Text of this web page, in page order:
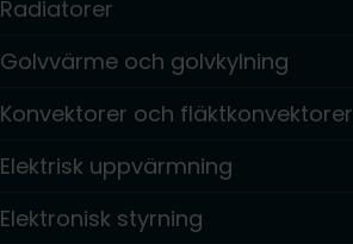
Radiatorer
Golvvärme och golvkylning
Konvektorer och fläktkonvektorer
Elektrisk uppvärmning
Elektronisk styrning